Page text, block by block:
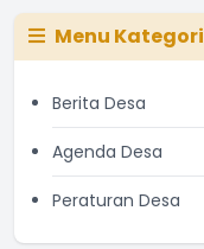
Menu Kategori
Berita Desa
Agenda Desa
Peraturan Desa